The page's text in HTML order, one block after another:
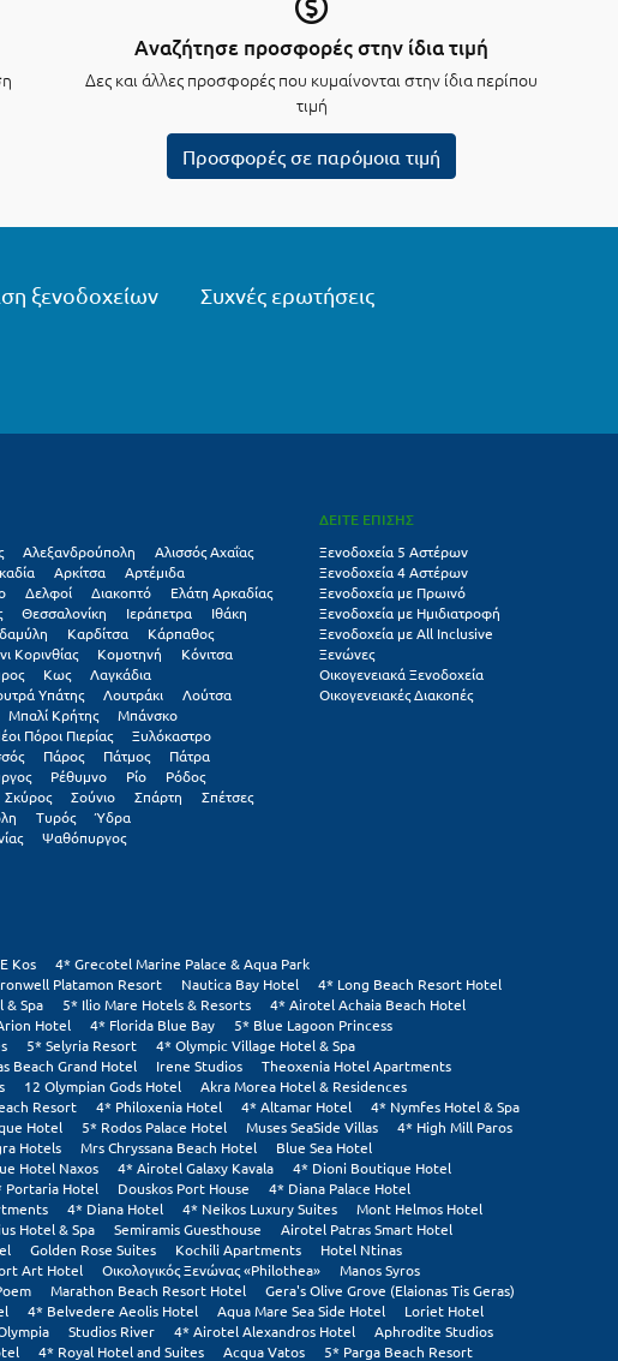
Αναζήτησε προσφορές στην ίδια τιμή
Δες και άλλες προσφορές που κυμαίνονται στην ίδια περίπου
τιμή
Προσφορές σε παρόμοια τιμή
ξενοδοχείων Συχνές ερωτήσεις
Αλεξανδρούπολη
Αλισσός Αχαΐας
Αρκίτσα
Αρτέμιδα
Δελφοί Διακοπτό
Ελάτη Αρκαδίας
Θεσσαλονίκη Ιεράπετρα
Ιθάκη
Καρδίτσα
Κάρπαθος
Κορινθίας Κομοτηνή
Κόνιτσα
Κως
Λαγκάδια
Υπάτης Λουτράκι
Λούτσα
Μπαλί Κρήτης
Μπάνσκο
Πόροι Πιερίας
Ξυλόκαστρο
Πάρος Πάτμος
Πάτρα
Ρέθυμνο Ρίο
Ρόδος
Σκύρος Σούνιο Σπάρτη
Σπέτσες
Τυρός
Ύδρα
Ψαθόπυργος
ΔΕΙΤΕ ΕΠΙΣΗΣ
Ξενοδοχεία 5 Αστέρων
Ξενοδοχεία 4 Αστέρων
Ξενοδοχεία με Πρωινό
Ξενοδοχεία με Ημιδιατροφή
Ξενοδοχεία με All Inclusive
Ξενώνες
Οικογενειακά Ξενοδοχεία
Οικογενειακές Διακοπές
Kos
4* Grecotel Marine Palace & Aqua Park
Platamon Resort Nautica Bay Hotel
4* Long Beach Resort Hotel
& Spa 5* Ilio Mare Hotels & Resorts
4* Airotel Achaia Beach Hotel
Hotel 4* Florida Blue Bay
5* Blue Lagoon Princess
5* Selyria Resort
4* Olympic Village Hotel & Spa
Beach Grand Hotel Irene Studios
Theoxenia Hotel Apartments
12 Olympian Gods Hotel
Akra Morea Hotel & Residences
Resort 4* Philoxenia Hotel 4* Altamar Hotel
4* Nymfes Hotel & Spa
Hotel 5* Rodos Palace Hotel Muses SeaSide Villas
4* High Mill Paros
Hotels Mrs Chryssana Beach Hotel
Blue Sea Hotel
Hotel Naxos 4* Airotel Galaxy Kavala
4* Dioni Boutique Hotel
Portaria Hotel Douskos Port House
4* Diana Palace Hotel
4* Diana Hotel 4* Neikos Luxury Suites
Mont Helmos Hotel
Hotel & Spa Semiramis Guesthouse
Airotel Patras Smart Hotel
Golden Rose Suites Kochili Apartments
Hotel Ntinas
Art Hotel Οικολογικός Ξενώνας «Philothea»
Manos Syros
Marathon Beach Resort Hotel
Gera's Olive Grove (Elaionas Tis Geras)
4* Belvedere Aeolis Hotel Aqua Mare Sea Side Hotel
Loriet Hotel
Studios River 4* Airotel Alexandros Hotel
Aphrodite Studios
4* Royal Hotel and Suites Acqua Vatos 5* Parga Beach Resort